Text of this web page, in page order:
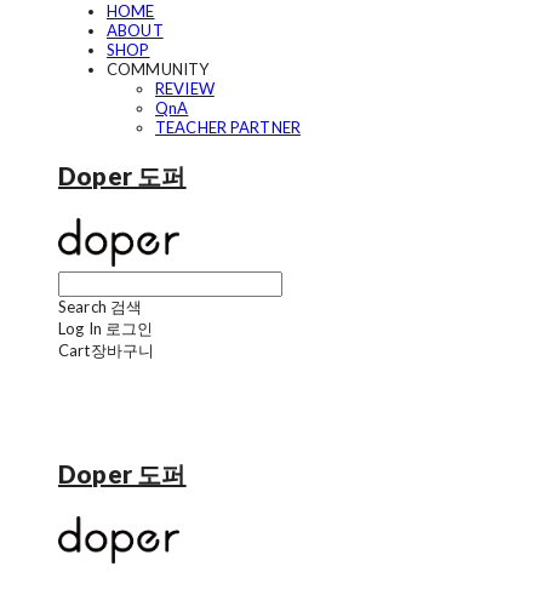
HOME
ABOUT
SHOP
COMMUNITY
REVIEW
QnA
TEACHER PARTNER
Doper 도퍼
Search 검색
Log In 로그인
Cart장바구니
Doper 도퍼